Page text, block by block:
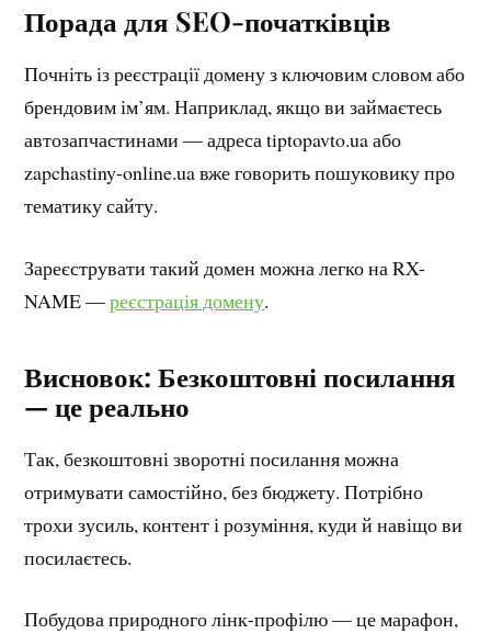
Порада для SEO-початківців
Почніть із реєстрації домену з ключовим словом або
брендовим ім’ям. Наприклад, якщо ви займаєтесь
автозапчастинами — адреса tiptopavto.ua або
zapchastiny-online.ua вже говорить пошуковику про
тематику сайту.
Зареєструвати такий домен можна легко на RX-
NAME —реєстрація домену.
Висновок: Безкоштовні посилання
— це реально
Так, безкоштовні зворотні посилання можна
отримувати самостійно, без бюджету. Потрібно
трохи зусиль, контент і розуміння, куди й навіщо ви
посилаєтесь.
Побудова природного лінк-профілю — це марафон,